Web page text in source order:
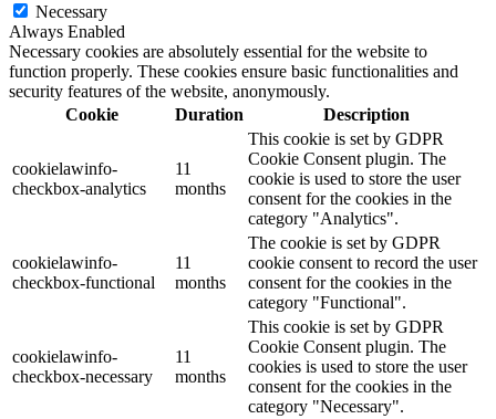
Necessary
Always Enabled
Necessary cookies are absolutely essential for the website to
function properly. These cookies ensure basic functionalities and
security features of the website, anonymously.
Cookie
Duration Description
cookielawinfo-
checkbox-analytics
11
months
This cookie is set by GDPR
Cookie Consent plugin. The
cookie is used to store the user
consent for the cookies in the
category "Analytics".
cookielawinfo-
checkbox-functional
11
months
The cookie is set by GDPR
cookie consent to record the user
consent for the cookies in the
category "Functional".
cookielawinfo-
checkbox-necessary
11
months
This cookie is set by GDPR
Cookie Consent plugin. The
cookies is used to store the user
consent for the cookies in the
category "Necessary".